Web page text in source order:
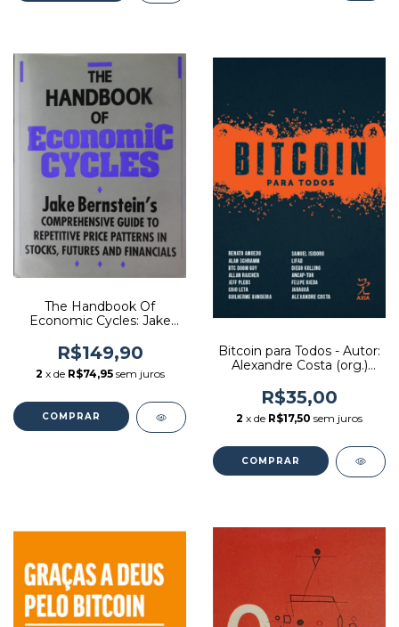
The Handbook Of
Economic Cycles: Jake
Comprehensive Guide To
Repetitive Price Patterns
In Stocks, Futures, And
Bernstein (1991) [usado]
R$149,90
2 x de R$74,95 sem juros
Bitcoin para Todos - Autor:
Alexandre Costa (org.)
R$35,00
2 x de R$17,50 sem juros